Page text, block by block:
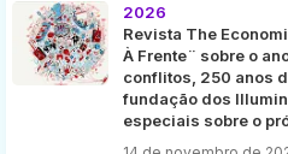
2026
Revista The
À Frente¨ sobre o
conflitos, 250 anos
fundação dos
especiais sobre o